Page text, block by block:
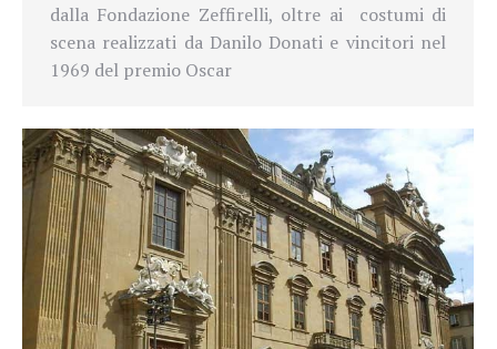
dalla Fondazione Zeffirelli, oltre ai costumi di
scena realizzati da Danilo Donati e vincitori nel
1969 del premio Oscar